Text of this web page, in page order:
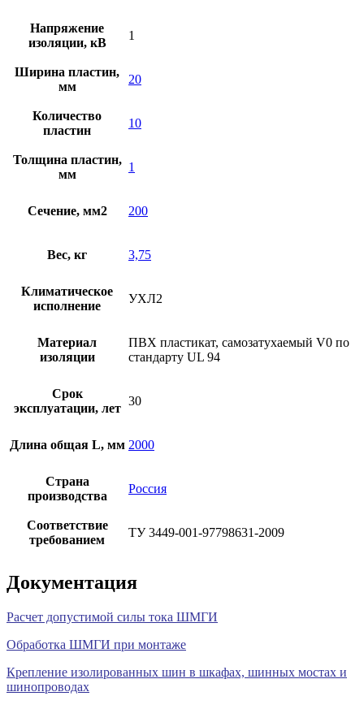
Напряжение
изоляции, кВ
1
Ширина пластин,
мм
20
Количество
пластин
10
Толщина пластин,
мм
1
Сечение, мм2 200
Вес, кг 3,75
Климатическое
исполнение
УХЛ2
Материал
изоляции
ПВХ пластикат, самозатухаемый V0 по
стандарту UL 94
Срок
эксплуатации, лет
30
Длина общая L, мм 2000
Страна
производства
Россия
Соответствие
требованием
ТУ 3449-001-97798631-2009
Документация
Расчет допустимой силы тока ШМГИ
Обработка ШМГИ при монтаже
Крепление изолированных шин в шкафах, шинных мостах и
шинопроводах